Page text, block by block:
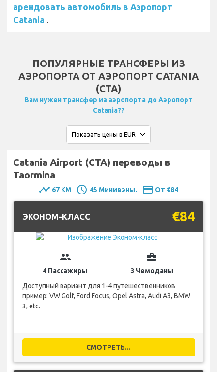
арендовать автомобиль в Аэропорт
Catania .
ПОПУЛЯРНЫЕ ТРАНСФЕРЫ ИЗ
АЭРОПОРТА ОТ АЭРОПОРТ CATANIA
(CTA)
Вам нужен трансфер из аэропорта до Аэропорт
Catania??
Catania Airport (CTA) переводы в
Taormina
timeline 67 KM schedule 45 Минивэны. payment От €84
ЭКОНОМ-КЛАСС €84
group
4 Пассажиры
business_center
3 Чемоданы
Доступный вариант для 1-4 путешественников
пример: VW Golf, Ford Focus, Opel Astra, Audi A3, BMW
3, etc.
СМОТРЕТЬ...